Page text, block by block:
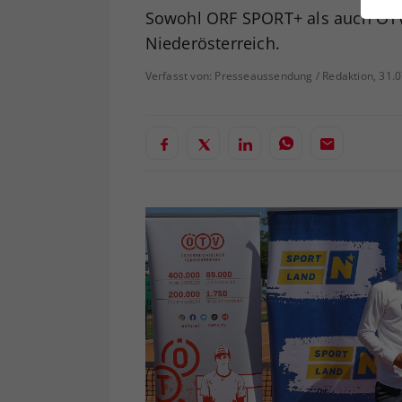
Sowohl ORF SPORT+ als auch
Niederösterreich.
Verfasst von: Presseaussendung / Redaktion,